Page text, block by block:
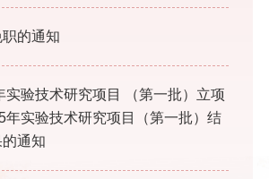
的通知
实验技术研究项目 （第一批）立项
年实验技术研究项目（第一批）结
通知